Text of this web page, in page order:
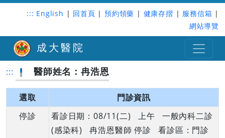
::: English | 回首頁 | 預約領藥 | 健康存摺 | 服務信箱 |
網站導覽
成大醫院
::: 醫師姓名：冉浩恩
選取
門診資訊
停診
看診日期：08/11(二) 上午 一般內科二診
(感染科) 冉浩恩醫師 停診 看診區：門診